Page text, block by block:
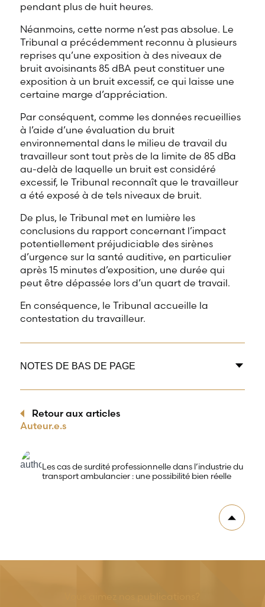
pendant plus de huit heures.
Néanmoins, cette norme n’est pas absolue. Le
Tribunal a précédemment reconnu à plusieurs
reprises qu’une exposition à des niveaux de
bruit avoisinants 85 dBA peut constituer une
exposition à un bruit excessif, ce qui laisse une
certaine marge d’appréciation.
Par conséquent, comme les données recueillies
à l’aide d’une évaluation du bruit
environnemental dans le milieu de travail du
travailleur sont tout près de la limite de 85 dBa
au-delà de laquelle un bruit est considéré
excessif, le Tribunal reconnaît que le travailleur
a été exposé à de tels niveaux de bruit.
De plus, le Tribunal met en lumière les
conclusions du rapport concernant l’impact
potentiellement préjudiciable des sirènes
d’urgence sur la santé auditive, en particulier
après 15 minutes d’exposition, une durée qui
peut être dépassée lors d’un quart de travail.
En conséquence, le Tribunal accueille la
contestation du travailleur.
NOTES DE BAS DE PAGE
Retour aux articles
Auteur.e.s
Les cas de surdité professionnelle dans l’industrie du
transport ambulancier : une possibilité bien réelle